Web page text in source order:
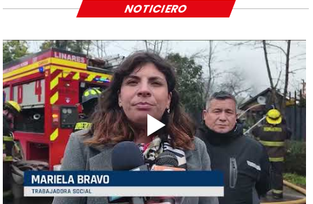
NOTICIERO